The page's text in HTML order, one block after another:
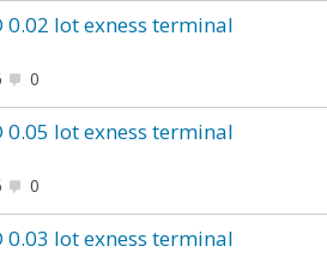
0.02 lot exness terminal
0
0.05 lot exness terminal
0
0.03 lot exness terminal